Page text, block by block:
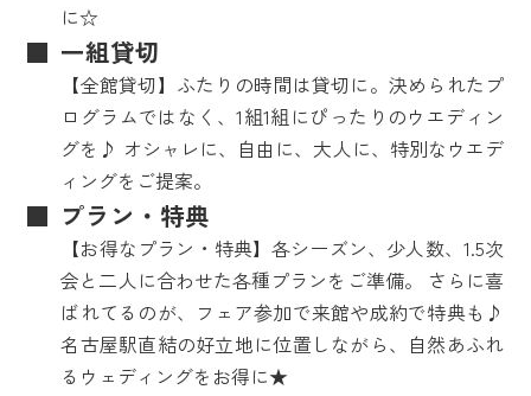
に☆
一組貸切
【全館貸切】ふたりの時間は貸切に。決められたプ
ログラムではなく、1組1組にぴったりのウエディン
グを♪ オシャレに、自由に、大人に、特別なウエデ
ィングをご提案。
プラン・特典
【お得なプラン・特典】各シーズン、少人数、1.5次
会と二人に合わせた各種プランをご準備。 さらに喜
ばれてるのが、フェア参加で来館や成約で特典も♪
名古屋駅直結の好立地に位置しながら、自然あふれ
るウェディングをお得に★